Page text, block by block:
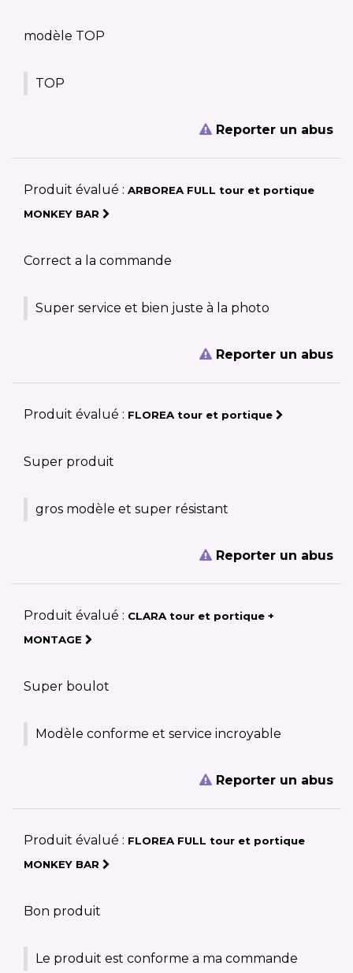
modèle TOP
TOP
Reporter un abus
Produit évalué : ARBOREA FULL tour et portique
MONKEY BAR
Correct a la commande
Super service et bien juste à la photo
Reporter un abus
Produit évalué : FLOREA tour et portique
Super produit
gros modèle et super résistant
Reporter un abus
Produit évalué : CLARA tour et portique +
MONTAGE
Super boulot
Modèle conforme et service incroyable
Reporter un abus
Produit évalué : FLOREA FULL tour et portique
MONKEY BAR
Bon produit
Le produit est conforme a ma commande